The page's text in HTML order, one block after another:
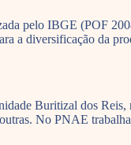
pelo IBGE (POF
a diversificação da
Buritizal dos
No PNAE